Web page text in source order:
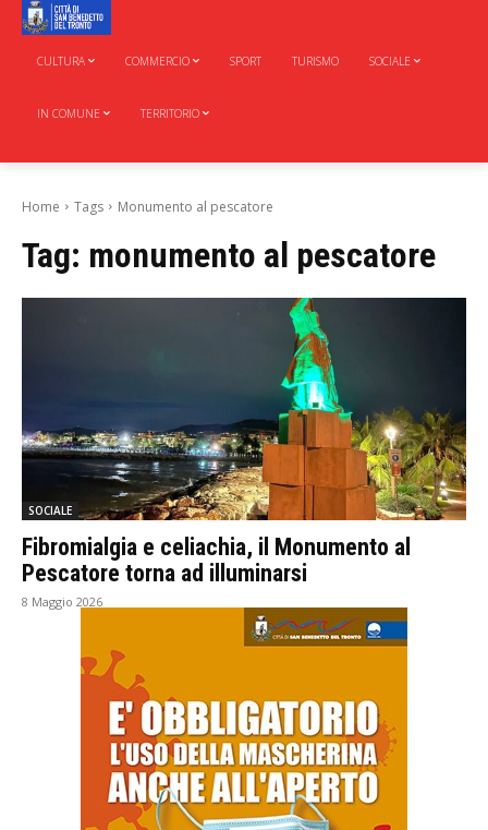
CULTURA COMMERCIO SPORT TURISMO SOCIALE
IN COMUNE TERRITORIO
Home Tags Monumento al pescatore
Tag: monumento al pescatore
SOCIALE
Fibromialgia e celiachia, il Monumento al
Pescatore torna ad illuminarsi
8 Maggio 2026